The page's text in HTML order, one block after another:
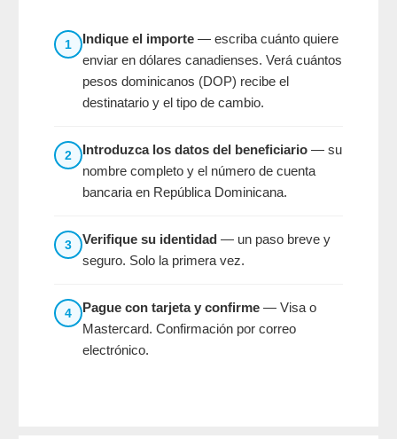
1 Indique el importe — escriba cuánto quiere
enviar en dólares canadienses. Verá cuántos
pesos dominicanos (DOP) recibe el
destinatario y el tipo de cambio.
2 Introduzca los datos del beneficiario — su
nombre completo y el número de cuenta
bancaria en República Dominicana.
3 Verifique su identidad — un paso breve y
seguro. Solo la primera vez.
4 Pague con tarjeta y confirme — Visa o
Mastercard. Confirmación por correo
electrónico.